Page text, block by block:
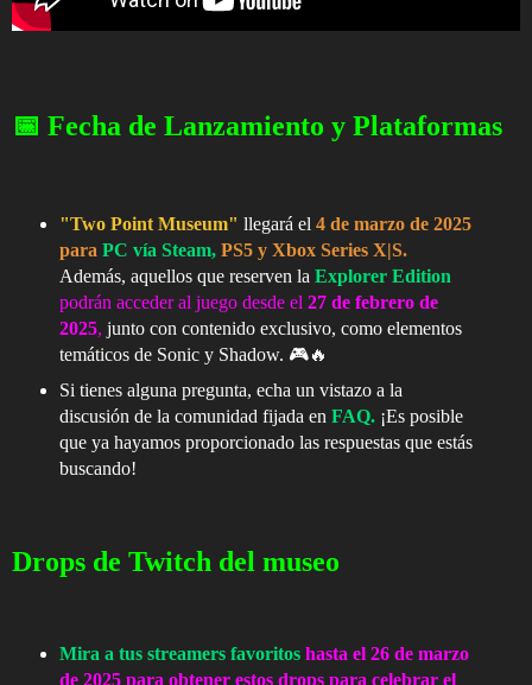
📅 Fecha de Lanzamiento y Plataformas
"Two Point Museum" llegará el 4 de marzo de 2025
para PC vía Steam,PS5 y Xbox Series X|S.
Además, aquellos que reserven la Explorer Edition
podrán acceder al juego desde el 27 de febrero de
2025, junto con contenido exclusivo, como elementos
temáticos de Sonic y Shadow. 🎮🔥
Si tienes alguna pregunta, echa un vistazo a la
discusión de la comunidad fijada en FAQ.¡Es posible
que ya hayamos proporcionado las respuestas que estás
buscando!
Drops de Twitch del museo
Mira a tus streamers favoritoshasta el 26 de marzo
de 2025 para obtener estos drops para celebrar el